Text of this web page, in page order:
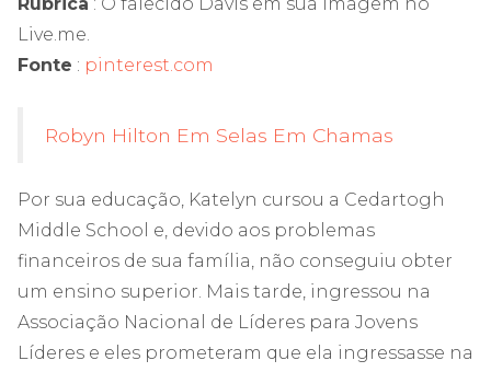
Live.me.
Fonte : pinterest.com
Robyn Hilton Em Selas Em Chamas
Por sua educação, Katelyn cursou a Cedartogh
Middle School e, devido aos problemas
financeiros de sua família, não conseguiu obter
um ensino superior. Mais tarde, ingressou na
Associação Nacional de Líderes para Jovens
Líderes e eles prometeram que ela ingressasse na